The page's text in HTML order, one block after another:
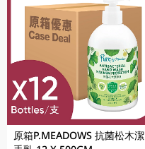
原箱P.MEADOWS 抗菌松木潔